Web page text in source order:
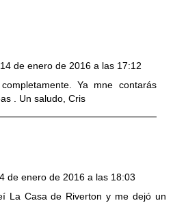
14 de enero de 2016 a las 17:12
Ya mne contarás
. Un saludo, Cris
de enero de 2016 a las 18:03
La Casa de Riverton y me dejó un